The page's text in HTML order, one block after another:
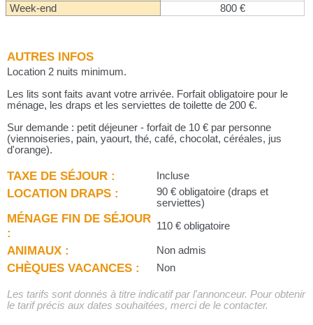
Week-end
800 €
AUTRES INFOS
Location 2 nuits minimum.
Les lits sont faits avant votre arrivée. Forfait obligatoire pour le
ménage, les draps et les serviettes de toilette de 200 €.
Sur demande : petit déjeuner - forfait de 10 € par personne
(viennoiseries, pain, yaourt, thé, café, chocolat, céréales, jus
d'orange).
TAXE DE SÉJOUR : Incluse
LOCATION DRAPS :
90 € obligatoire (draps et
serviettes)
MÉNAGE FIN DE SÉJOUR
:
110 € obligatoire
ANIMAUX : Non admis
CHÈQUES VACANCES : Non
Les tarifs sont donnés à titre indicatif par l'annonceur. Pour obtenir
le tarif précis aux dates souhaitées, merci de le contacter.